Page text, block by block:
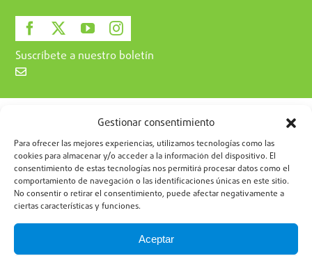
Gestionar consentimiento
Para ofrecer las mejores experiencias, utilizamos tecnologías como las
cookies para almacenar y/o acceder a la información del dispositivo. El
consentimiento de estas tecnologías nos permitirá procesar datos como el
comportamiento de navegación o las identificaciones únicas en este sitio.
No consentir o retirar el consentimiento, puede afectar negativamente a
ciertas características y funciones.
Aceptar
Suscríbete a nuestro boletín
Política de Privacidad Política de Cookies Aviso Legal